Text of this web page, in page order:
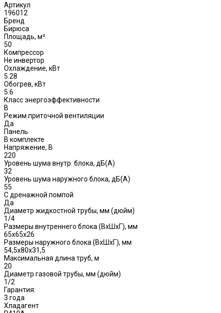
Артикул
196012
Бренд
Бирюса
Площадь, м²
50
Компрессор
Не инвертор
Охлаждение, кВт
5.28
Обогрев, кВт
5.6
Класс энергоэффективности
B
Режим приточной вентиляции
Да
Панель
В комплекте
Напряжение, В
220
Уровень шума внутр. блока, дБ(А)
32
Уровень шума наружного блока, дБ(A)
55
С дренажной помпой
Да
Диаметр жидкостной трубы, мм (дюйм)
1/4
Размеры внутреннего блока (ВхШхГ), мм
65х65х26
Размеры наружного блока (ВхШхГ), мм
54,5x80x31,5
Максимальная длина труб, м
20
Диаметр газовой трубы, мм (дюйм)
1/2
Гарантия:
3 года
Хладагент